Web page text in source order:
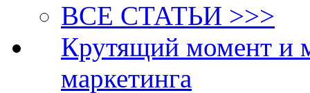
ВСЕ СТАТЬИ >>>
Крутящий момент и
маркетинга